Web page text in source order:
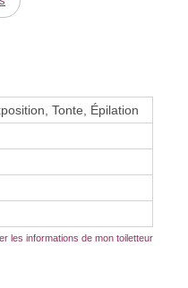
Tonte, Épilation
les informations de mon toiletteur